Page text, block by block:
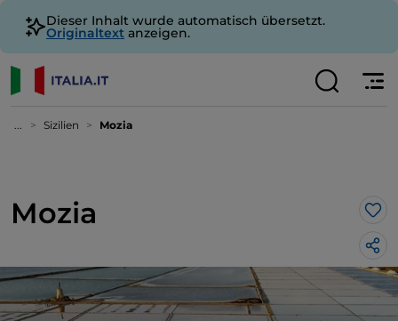
Dieser Inhalt wurde automatisch übersetzt.
Originaltext anzeigen.
... Sizilien Mozia
Mozia